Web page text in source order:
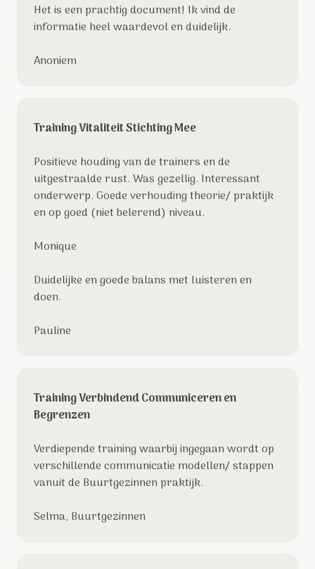
Het is een prachtig document! Ik vind de
informatie heel waardevol en duidelijk.
Anoniem
Training Vitaliteit Stichting Mee
Positieve houding van de trainers en de
uitgestraalde rust. Was gezellig. Interessant
onderwerp. Goede verhouding theorie/ praktijk
en op goed (niet belerend) niveau.
Monique
Duidelijke en goede balans met luisteren en
doen.
Pauline
Training Verbindend Communiceren en
Begrenzen
Verdiepende training waarbij ingegaan wordt op
verschillende communicatie modellen/ stappen
vanuit de Buurtgezinnen praktijk.
Selma, Buurtgezinnen